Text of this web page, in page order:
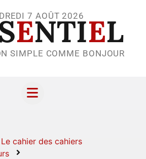
7 AOÛT 2026
ENTIEL
SIMPLE COMME BONJOUR
Le cahier des cahiers